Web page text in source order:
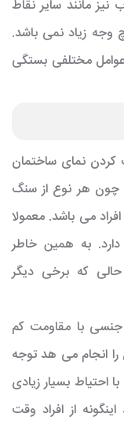
مانند سایر نقاط
وجه زیاد نمی باشد.
مختلفی بستگی
کردن نمای ساختمان
چون هر نوع از سنگ
می باشد. معمولا
به همین خاطر
که برخی دیگر
با مقاومت کم
انجام می هد توجه
احتیاط بسیار زیادی
از افراد وقت